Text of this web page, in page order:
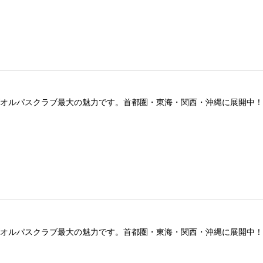
ルパスクラブ最大の魅力です。首都圏・東海・関西・沖縄に展開中！
ルパスクラブ最大の魅力です。首都圏・東海・関西・沖縄に展開中！